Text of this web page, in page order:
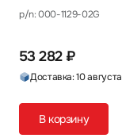
p/n: 000-1129-02G
53 282 ₽
Доставка: 10 августа
В корзину